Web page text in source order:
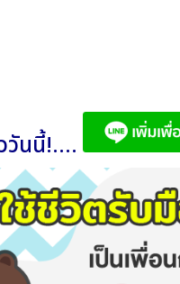
วันนี้!....